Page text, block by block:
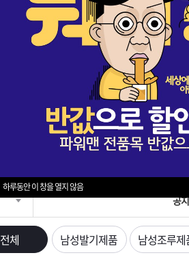
하루동안 이 창을 열지 않음
공
전체 남성발기제품 남성조루제